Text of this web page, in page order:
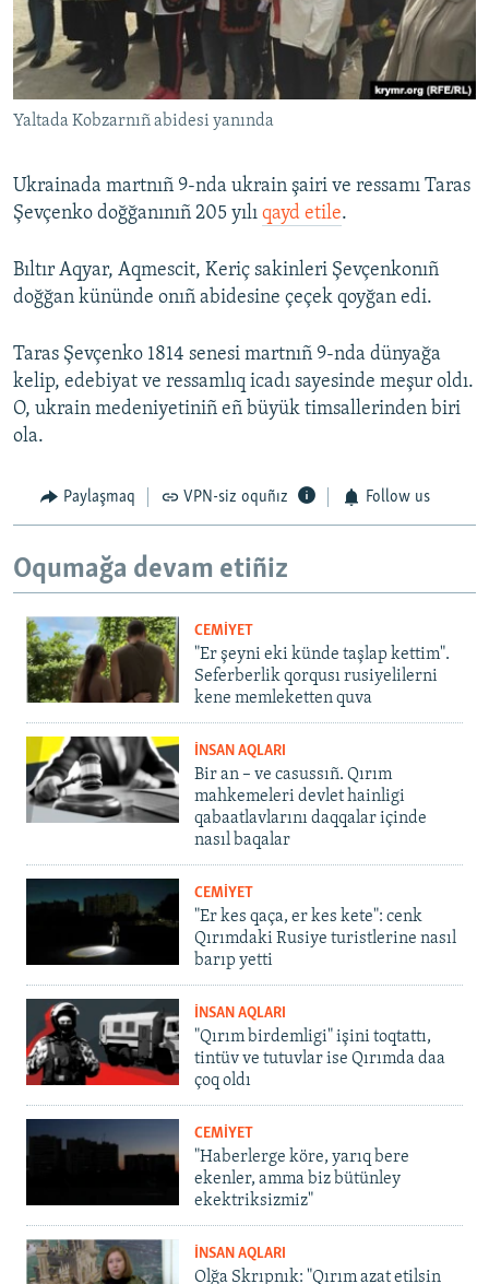
Yaltada Kobzarnıñ abidesi yanında
Ukrainada martnıñ 9-nda ukrain şairi ve ressamı Taras
Şevçenko doğğanınıñ 205 yılı qayd etile.
Bıltır Aqyar, Aqmescit, Keriç sakinleri Şevçenkonıñ
doğğan kününde onıñ abidesine çeçek qoyğan edi.
Taras Şevçenko 1814 senesi martnıñ 9-nda dünyağa
kelip, edebiyat ve ressamlıq icadı sayesinde meşur oldı.
O, ukrain medeniyetiniñ eñ büyük timsallerinden biri
ola.
Paylaşmaq VPN-siz oquñız Follow us
Oqumağa devam etiñiz
CEMİYET
"Er şeyni eki künde taşlap kettim".
Seferberlik qorqusı rusiyelilerni
kene memleketten quva
İNSAN AQLARI
Bir an – ve casussıñ. Qırım
mahkemeleri devlet hainligi
qabaatlavlarını daqqalar içinde
nasıl baqalar
CEMİYET
"Er kes qaça, er kes kete": cenk
Qırımdaki Rusiye turistlerine nasıl
barıp yetti
İNSAN AQLARI
"Qırım birdemligi" işini toqtattı,
tintüv ve tutuvlar ise Qırımda daa
çoq oldı
CEMİYET
"Haberlerge köre, yarıq bere
ekenler, amma biz bütünley
ekektriksizmiz"
İNSAN AQLARI
Olğa Skrıpnık: "Qırım azat etilsin